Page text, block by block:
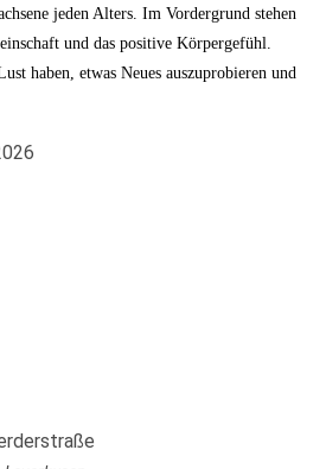
jeden Alters. Im Vordergrund stehen
und das positive Körpergefühl.
haben, etwas Neues auszuprobieren und